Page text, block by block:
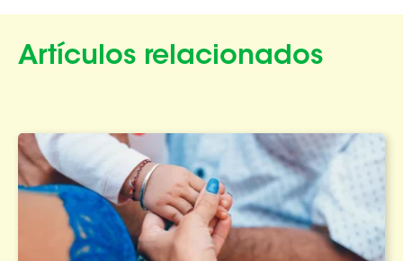
Artículos relacionados